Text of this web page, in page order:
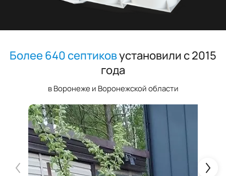
Более 640 септиковустановили с 2015
года
в Воронеже и Воронежской области